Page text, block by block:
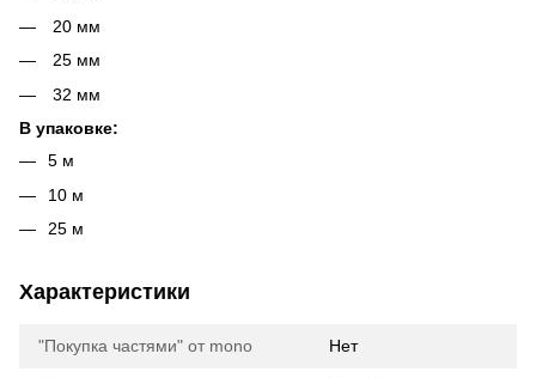
20 мм
25 мм
32 мм
В упаковке:
5 м
10 м
25 м
Характеристики
"Покупка частями" от mono Нет